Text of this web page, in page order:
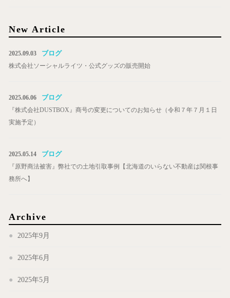
New Article
2025.09.03 ブログ
株式会社ソーシャルライツ・公式グッズの販売開始
2025.06.06 ブログ
『株式会社DUSTBOX』商号の変更についてのお知らせ（令和７年７月１日
実施予定）
2025.05.14 ブログ
『原野商法被害』弊社での土地引取事例【北海道のいらない不動産は関根事
務所へ】
Archive
2025年9月
2025年6月
2025年5月